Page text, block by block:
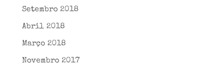
Setembro 2018
Abril 2018
Março 2018
Novembro 2017